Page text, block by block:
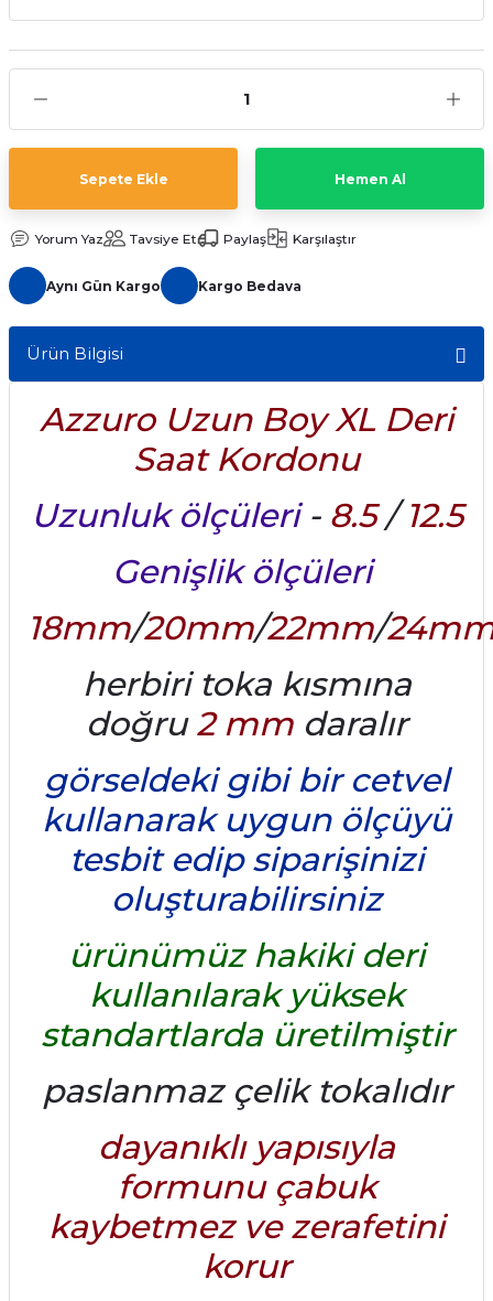
Sepete Ekle Hemen Al
Yorum Yaz Tavsiye Et Paylaş Karşılaştır
Aynı Gün Kargo Kargo Bedava
Ürün Bilgisi
Azzuro Uzun Boy XL Deri
Saat Kordonu
Uzunluk ölçüleri- 8.5/12.5
Genişlik ölçüleri
18mm/20mm/22mm/
herbiri toka kısmına
doğru2 mm daralır
görseldeki gibi bir cetvel
kullanarak uygun ölçüyü
tesbit edip siparişinizi
oluşturabilirsiniz
ürünümüz hakiki deri
kullanılarak yüksek
standartlarda üretilmiştir
paslanmaz çelik tokalıdır
dayanıklı yapısıyla
formunu çabuk
kaybetmez ve zerafetini
korur